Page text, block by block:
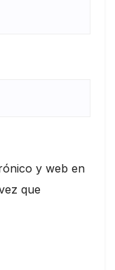
y web en
que